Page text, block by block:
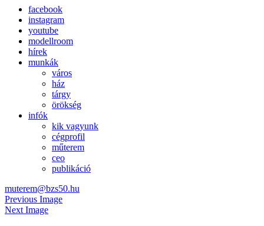
facebook
instagram
youtube
modellroom
hírek
munkák
város
ház
tárgy
örökség
infók
kik vagyunk
cégprofil
műterem
ceo
publikáció
muterem@bzs50.hu
Previous Image
Next Image